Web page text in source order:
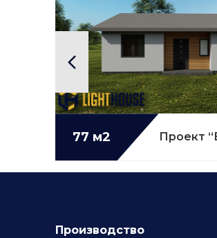
77 м2 Проект
Производство